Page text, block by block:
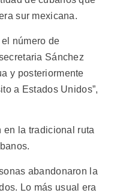
sur mexicana.
número de
Sánchez
y posteriormente
a Estados Unidos”,
en la tradicional ruta
abandonaron la
Lo más usual era